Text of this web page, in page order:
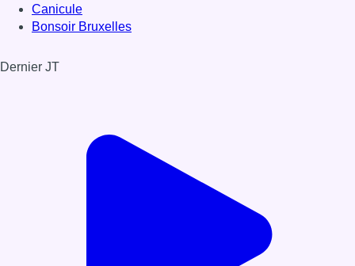
Canicule
Bonsoir Bruxelles
Dernier JT